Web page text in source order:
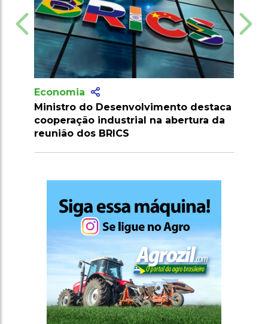
destaca
abertura da
Economia
Brasil cria Conselho
para fortalecer sua soberania